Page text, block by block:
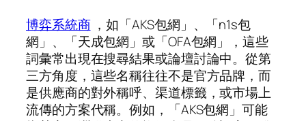
博弈系統商，如「AKS包網」、「n1s包
網」、「天成包網」或「OFA包網」，這些
詞彙常出現在搜尋結果或論壇討論中。從第
三方角度，這些名稱往往不是官方品牌，而
是供應商的對外稱呼、渠道標籤，或市場上
流傳的方案代稱。例如，「AKS包網」可能